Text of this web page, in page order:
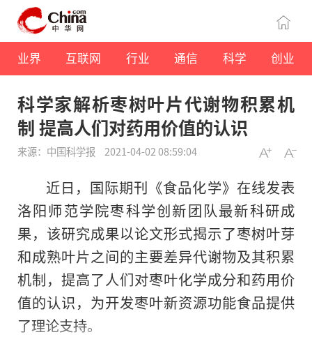
业界 互联网 行业 通信 科学 创业
科学家解析枣树叶片代谢物积累机
制 提高人们对药用价值的认识
来源：中国科学报 2021-04-02 08:59:04
近日，国际期刊《食品化学》在线发表
洛阳师范学院枣科学创新团队最新科研成
果，该研究成果以论文形式揭示了枣树叶芽
和成熟叶片之间的主要差异代谢物及其积累
机制，提高了人们对枣叶化学成分和药用价
值的认识，为开发枣叶新资源功能食品提供
了理论支持。